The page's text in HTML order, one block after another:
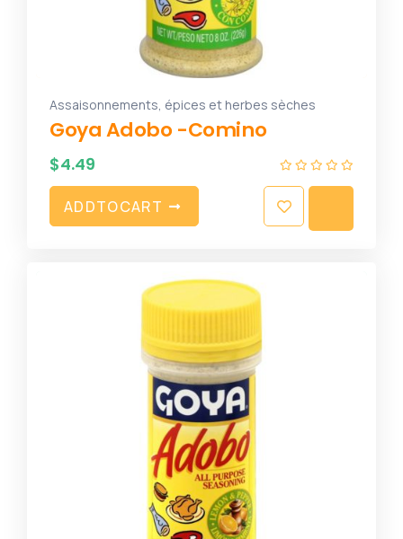
Assaisonnements, épices et herbes sèches
Goya Adobo -Comino
$4.49
ADDTOCART